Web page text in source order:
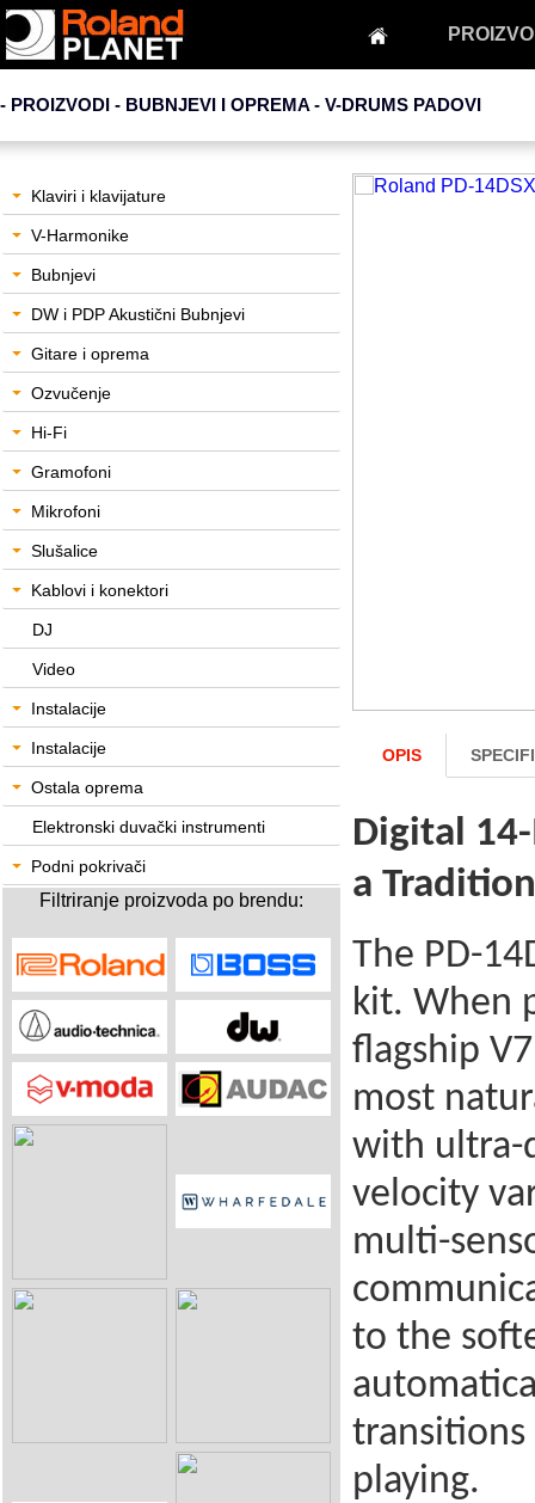
- PROIZVODI - BUBNJEVI I OPREMA - V-DRUMS PADOVI
Klaviri i klavijature
V-Harmonike
Bubnjevi
DW i PDP Akustični Bubnjevi
Gitare i oprema
Ozvučenje
Hi-Fi
Gramofoni
Mikrofoni
Slušalice
Kablovi i konektori
DJ
Video
Instalacije
Instalacije
Ostala oprema
Elektronski duvački instrumenti
Podni pokrivači
Filtriranje proizvoda po brendu:
OPIS
Digital
a
The PD-
kit. When
flagship
most
with ultra-
velocity
multi-
to the
transitions
playing.